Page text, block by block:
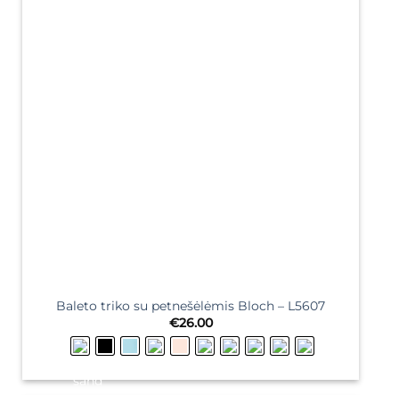
Baleto triko su petnešėlėmis Bloch – L5607
€26.00